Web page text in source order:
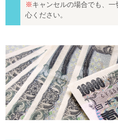
※キャンセルの場合でも、
心ください。